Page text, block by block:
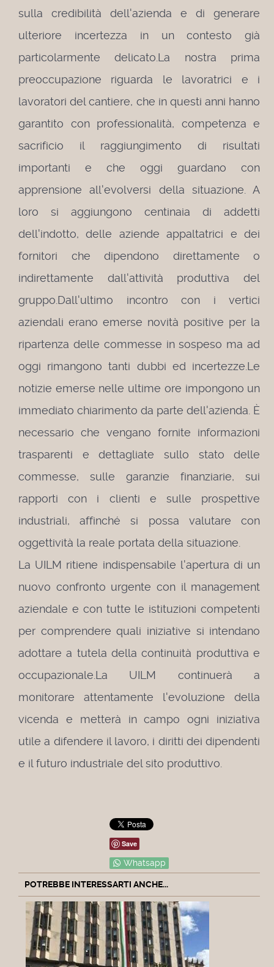
sulla credibilità dell'azienda e di generare
ulteriore incertezza in un contesto già
particolarmente delicato. La nostra prima
preoccupazione riguarda le lavoratrici e i
lavoratori del cantiere, che in questi anni hanno
garantito con professionalità, competenza e
sacrificio il raggiungimento di risultati
importanti e che oggi guardano con
apprensione all'evolversi della situazione. A
loro si aggiungono centinaia di addetti
dell'indotto, delle aziende appaltatrici e dei
fornitori che dipendono direttamente o
indirettamente dall'attività produttiva del
gruppo. Dall'ultimo incontro con i vertici
aziendali erano emerse novità positive per la
ripartenza delle commesse in sospeso ma ad
oggi rimangono tanti dubbi ed incertezze. Le
notizie emerse nelle ultime ore impongono un
immediato chiarimento da parte dell'azienda. È
necessario che vengano fornite informazioni
trasparenti e dettagliate sullo stato delle
commesse, sulle garanzie finanziarie, sui
rapporti con i clienti e sulle prospettive
industriali, affinché si possa valutare con
oggettività la reale portata della situazione.
La UILM ritiene indispensabile l'apertura di un
nuovo confronto urgente con il management
aziendale e con tutte le istituzioni competenti
per comprendere quali iniziative si intendano
adottare a tutela della continuità produttiva e
occupazionale. La UILM continuerà a
monitorare attentamente l'evoluzione della
vicenda e metterà in campo ogni iniziativa
utile a difendere il lavoro, i diritti dei dipendenti
e il futuro industriale del sito produttivo.
Save
Whatsapp
POTREBBE INTERESSARTI ANCHE...